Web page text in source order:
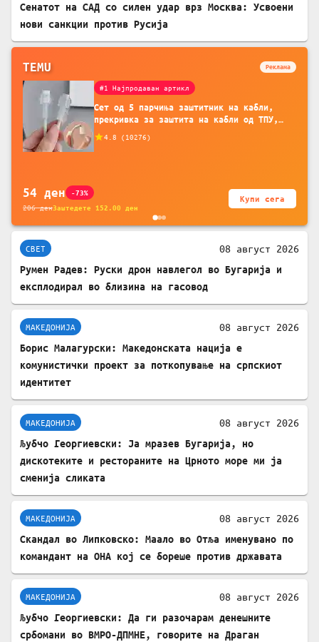
Сенатот на САД со силен удар врз Москва: Усвоени
нови санкции против Русија
TEMU Реклама
#1 Најпродаван артикл
Сет од 5 парчиња заштитник на кабли,
прекривка за заштита на кабли од ТПУ,
додатоци за заштита на кабли, без
батерија, за мобилни телефони, комплет
4.8 ( 10276)
54 ден -73%
206денЗаштедете 152.00 ден
Купи сега
СВЕТ 08 август 2026
Румен Радев: Руски дрон навлегол во Бугарија и
експлодирал во близина на гасовод
МАКЕДОНИЈА 08 август 2026
Борис Малагурски: Македонската нација е
комунистички проект за поткопување на српскиот
идентитет
МАКЕДОНИЈА 08 август 2026
Љубчо Георгиевски: Ја мразев Бугарија, но
дискотеките и рестораните на Црното море ми ја
сменија сликата
МАКЕДОНИЈА 08 август 2026
Скандал во Липковско: Маало во Отља именувано по
командант на ОНА кој се бореше против државата
МАКЕДОНИЈА 08 август 2026
Љубчо Георгиевски: Да ги разочарам денешните
србомани во ВМРО-ДПМНЕ, говорите на Драган